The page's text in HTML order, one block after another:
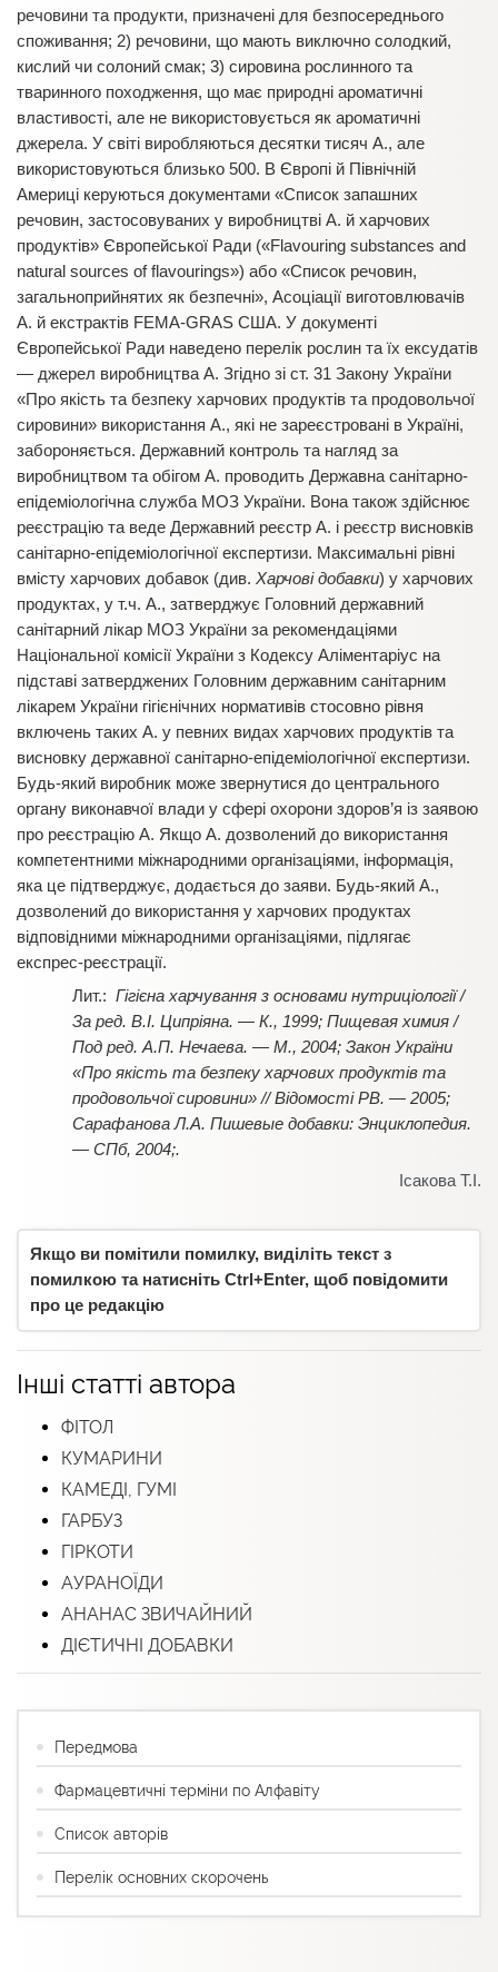
речовини та продукти, призначені для безпосереднього
споживання; 2) речовини, що мають виключно солодкий,
кислий чи солоний смак; 3) сировина рослинного та
тваринного походження, що має природні ароматичні
властивості, але не використовується як ароматичні
джерела. У світі виробляються десятки тисяч А., але
використовуються близько 500. В Європі й Північній
Америці керуються документами «Список запашних
речовин, застосовуваних у виробництві А. й харчових
продуктів» Європейської Ради («Flavourіng substances and
natural sources of flavourіngs») або «Список речовин,
загальноприйнятих як безпечні», Асоціації виготовлювачів
А. й екстрактів FEMA-GRAS США. У документі
Європейської Ради наведено перелік рослин та їх ексудатів
— джерел виробництва А. Згідно зі ст. 31 Закону України
«Про якість та безпеку харчових продуктів та продовольчої
сировини» використання А., які не зареєстровані в Україні,
забороняється. Державний контроль та нагляд за
виробництвом та обігом А. проводить Державна санітарно-
епідеміологічна служба МОЗ України. Вона також здійснює
реєстрацію та веде Державний реєстр А. і реєстр висновків
санітарно-епідеміологічної експертизи. Максимальні рівні
вмісту харчових добавок (див. Харчові добавки) у харчових
продуктах, у т.ч. А., затверджує Головний державний
санітарний лікар МОЗ України за рекомендаціями
Національної комісії України з Кодексу Аліментаріус на
підставі затверджених Головним державним санітарним
лікарем України гігієнічних нормативів стосовно рівня
включень таких А. у певних видах харчових продуктів та
висновку державної санітарно-епідеміологічної експертизи.
Будь-який виробник може звернутися до центрального
органу виконавчої влади у сфері охорони здоров’я із заявою
про реєстрацію А. Якщо А. дозволений до використання
компетентними міжнародними організаціями, інформація,
яка це підтверджує, додається до заяви. Будь-який А.,
дозволений до використання у харчових продуктах
відповідними міжнародними організаціями, підлягає
експрес-реєстрації.
Гігієна харчування з основами нутриціології /
За ред. В.І. Ципріяна. — К., 1999; Пищевая химия /
Под ред. А.П. Нечаева. — М., 2004; Закон України
«Про якість та безпеку харчових продуктів та
продовольчої сировини» // Відомості РВ. — 2005;
Сарафанова Л.А. Пишевые добавки: Энциклопедия.
— СПб, 2004;.
Ісакова Т.І.
Якщо ви помітили помилку, виділіть текст з
помилкою та натисніть Ctrl+Enter, щоб повідомити
про це редакцію
Інші статті автора
ФІТОЛ
КУМАРИНИ
КАМЕДІ, ГУМІ
ГАРБУЗ
ГІРКОТИ
АУРАНОЇДИ
АНАНАС ЗВИЧАЙНИЙ
ДІЄТИЧНІ ДОБАВКИ
Передмова
Фармацевтичні терміни по Алфавіту
Список авторів
Перелік основних скорочень